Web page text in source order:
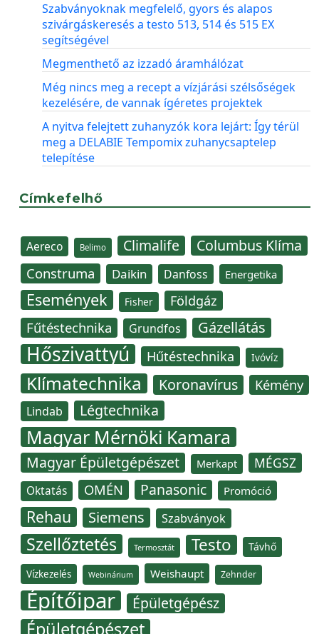
Szabványoknak megfelelő, gyors és alapos
szivárgáskeresés a testo 513, 514 és 515 EX
segítségével
Megmenthető az izzadó áramhálózat
Még nincs meg a recept a vízjárási szélsőségek
kezelésére, de vannak ígéretes projektek
A nyitva felejtett zuhanyzók kora lejárt: Így térül
meg a DELABIE Tempomix zuhanycsaptelep
telepítése
Címkefelhő
Aereco Belimo Climalife Columbus Klíma
Construma Daikin Danfoss Energetika
Események Fisher Földgáz
Fűtéstechnika Grundfos Gázellátás
Hőszivattyú Hűtéstechnika Ivóvíz
Klímatechnika Koronavírus Kémény
Lindab Légtechnika
Magyar Mérnöki Kamara
Magyar Épületgépészet Merkapt MÉGSZ
Oktatás OMÉN Panasonic Promóció
Rehau Siemens Szabványok
Szellőztetés Termosztát Testo Távhő
Vízkezelés Webinárium Weishaupt Zehnder
Építőipar Épületgépész
Épületgépészet